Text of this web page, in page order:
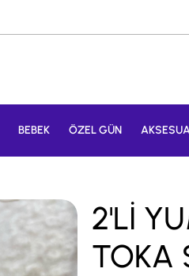
BEBEK ÖZEL GÜN
2'Lİ
TOKA